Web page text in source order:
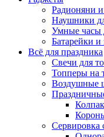
Радионяни
Наушники
Умные часы
Батарейки и
Всё для праздника
Свечи для
Топперы на
Воздушные
Сервировка